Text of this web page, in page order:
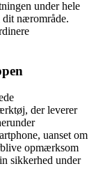
under hele
dit nærområde.
der leverer
uanset om
opmærksom
sikkerhed under